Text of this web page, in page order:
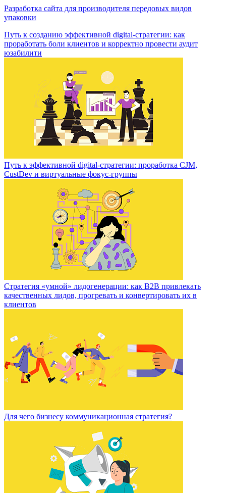
Разработка сайта для производителя передовых видов
упаковки
Путь к созданию эффективной digital-стратегии: как
проработать боли клиентов и корректно провести аудит
юзабилити
Путь к эффективной digital-стратегии: проработка CJM,
CustDev и виртуальные фокус-группы
Стратегия «умной» лидогенерации: как B2B привлекать
качественных лидов, прогревать и конвертировать их в
клиентов
Для чего бизнесу коммуникационная стратегия?